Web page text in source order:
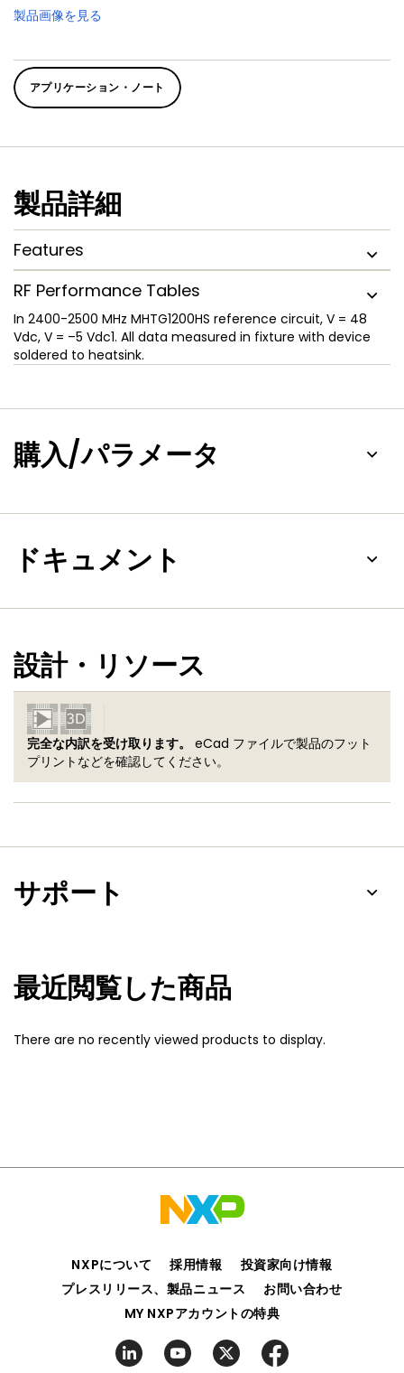
製品画像を見る
アプリケーション・ノート
製品詳細
Features
RF Performance Tables
In 2400-2500 MHz MHTG1200HS reference circuit, V = 48
Vdc, V = –5 Vdc1. All data measured in fixture with device
soldered to heatsink.
購入/パラメータ
ドキュメント
設計・リソース
完全な内訳を受け取ります。
eCad ファイルで製品のフット
プリントなどを確認してください。
サポート
最近閲覧した商品
There are no recently viewed products to display.
NXPについて 採用情報
投資家向け情報
プレスリリース、製品ニュース
お問い合わせ
MY NXPアカウントの特典